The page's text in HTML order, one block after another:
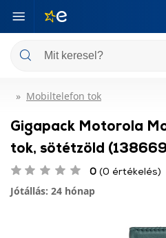
Mobiltelefon tok
Gigapack Motorola
tok, sötétzöld
0 (0 értékelés)
Jótállás: 24 hónap